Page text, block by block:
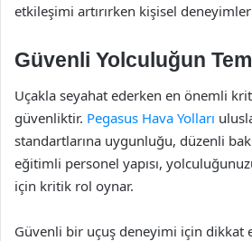
etkileşimi artırırken kişisel
Güvenli Yolculuğun
Uçakla seyahat ederken en önemli
güvenliktir. Pegasus Hava Yolları
standartlarına uygunluğu, düzenli
eğitimli personel yapısı,
için kritik rol oynar.
Güvenli bir uçuş deneyimi için dikkat